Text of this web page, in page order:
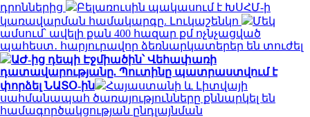
դրոններից
Բելառուսին պակասում է ԽՍՀՄ-ի
կառավարման համակարգը. Լուկաշենկո
Մեկ
ամսում՝ ավելի քան 400 հազար քմ ոչնչացված
պահեստ․ հարյուրավոր ձեռնարկատերեր են տուժել
ԱԺ-ից դեպի Էջմիածին՝ Վեհափառի
դատավարությանը. Պուտինը պատրաստվում է
փորձել ՆԱՏՕ-ին
Հայաստանի և Լիտվայի
սահմանապահ ծառայությունները քննարկել են
համագործակցության ընդլայնման